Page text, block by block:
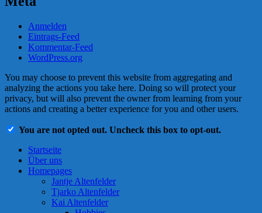
Anmelden
Eintrags-Feed
Kommentar-Feed
WordPress.org
You may choose to prevent this website from aggregating and
analyzing the actions you take here. Doing so will protect your
privacy, but will also prevent the owner from learning from your
actions and creating a better experience for you and other users.
You are not opted out. Uncheck this box to opt-out.
Startseite
Über uns
Homepages
Jantje Altenfelder
Tjarko Altenfelder
Kai Altenfelder